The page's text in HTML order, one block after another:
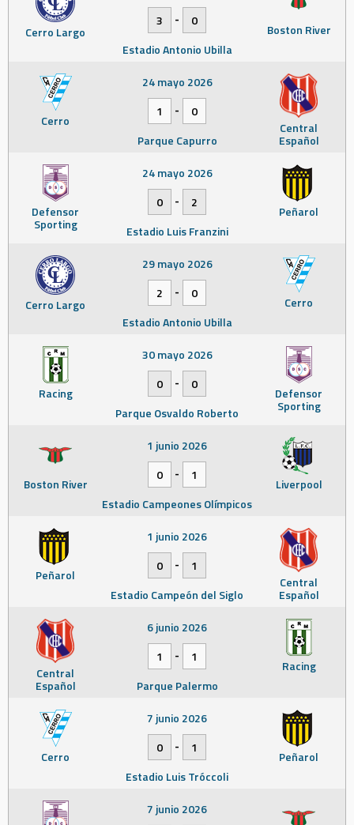
Cerro Largo Boston River
3
-
0
Estadio Antonio Ubilla
Cerro Central
Español
24 mayo 2026
1
-
0
Parque Capurro
Defensor
Sporting
Peñarol
24 mayo 2026
0
-
2
Estadio Luis Franzini
Cerro Largo Cerro
29 mayo 2026
2
-
0
Estadio Antonio Ubilla
Racing Defensor
Sporting
30 mayo 2026
0
-
0
Parque Osvaldo Roberto
Boston River Liverpool
1 junio 2026
0
-
1
Estadio Campeones Olímpicos
Peñarol Central
Español
1 junio 2026
0
-
1
Estadio Campeón del Siglo
Central
Español
Racing
6 junio 2026
1
-
1
Parque Palermo
Cerro Peñarol
7 junio 2026
0
-
1
Estadio Luis Tróccoli
7 junio 2026